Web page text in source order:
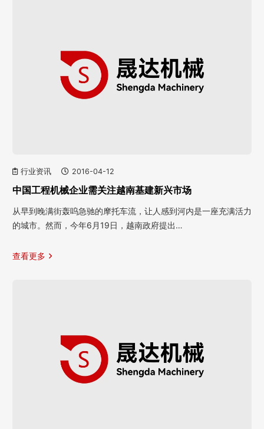
行业资讯 2016-04-12
中国工程机械企业需关注越南基建新兴市场
从早到晚满街轰呜急驰的摩托车流，让人感到河内是一座充满活力
的城市。然而，今年6月19日，越南政府提出…
查看更多